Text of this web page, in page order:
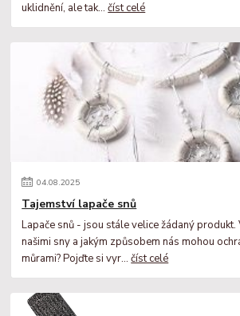
uklidnění, ale tak...číst celé
04.08.2025
Tajemství lapače snů
Lapače snů - jsou stále velice žádaný produkt.
našimi sny a jakým způsobem nás mohou
můrami? Pojďte si vyr...číst celé